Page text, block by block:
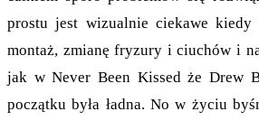
prostu jest wizualnie ciekawe
montaż, zmianę fryzury i ciuchów i
jak w Never Been Kissed że Drew
początku była ładna. No w życiu